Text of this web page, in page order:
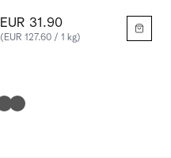
EUR 31.90
(EUR 127.60 / 1 kg)